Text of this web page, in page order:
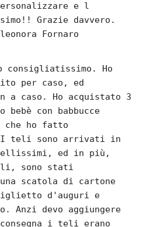
e l
Grazie davvero.
Fornaro
consigliatissimo. Ho
per caso, ed
a caso. Ho acquistato 3
con babbucce
che ho fatto
I teli sono arrivati in
ed in più,
sono stati
scatola di cartone
d'auguri e
Anzi devo aggiungere
i teli erano